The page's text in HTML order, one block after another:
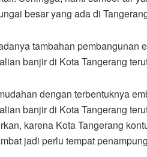
besar yang ada di
tambahan pembangunan
banjir di Kota Tangerang
dengan terbentuknya
banjir di Kota Tangerang
karena Kota Tangerang
jadi perlu tempat